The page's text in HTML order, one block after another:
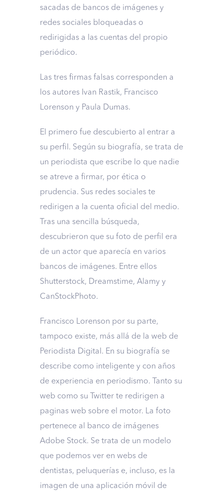
sacadas de bancos de imágenes y
redes sociales bloqueadas o
redirigidas a las cuentas del propio
periódico.
Las tres firmas falsas corresponden a
los autores Ivan Rastik, Francisco
Lorenson y Paula Dumas.
El primero fue descubierto al entrar a
su perfil. Según su biografía, se trata de
un periodista que escribe lo que nadie
se atreve a firmar, por ética o
prudencia. Sus redes sociales te
redirigen a la cuenta oficial del medio.
Tras una sencilla búsqueda,
descubrieron que su foto de perfil era
de un actor que aparecía en varios
bancos de imágenes. Entre ellos
Shutterstock, Dreamstime, Alamy y
CanStockPhoto.
Francisco Lorenson por su parte,
tampoco existe, más allá de la web de
Periodista Digital. En su biografía se
describe como inteligente y con años
de experiencia en periodismo. Tanto su
web como su Twitter te redirigen a
paginas web sobre el motor. La foto
pertenece al banco de imágenes
Adobe Stock. Se trata de un modelo
que podemos ver en webs de
dentistas, peluquerías e, incluso, es la
imagen de una aplicación móvil de